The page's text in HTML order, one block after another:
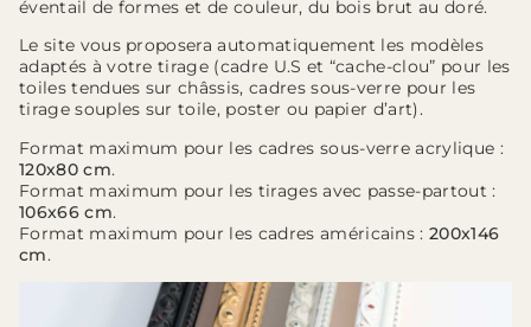
éventail de formes et de couleur, du bois brut au doré.
Le site vous proposera automatiquement les modèles
adaptés à votre tirage (cadre U.S et “cache-clou” pour les
toiles tendues sur châssis, cadres sous-verre pour les
tirage souples sur toile, poster ou papier d’art).
Format maximum pour les cadres sous-verre acrylique :
120x80 cm.
Format maximum pour les tirages avec passe-partout :
106x66 cm.
Format maximum pour les cadres américains :200x146
cm.